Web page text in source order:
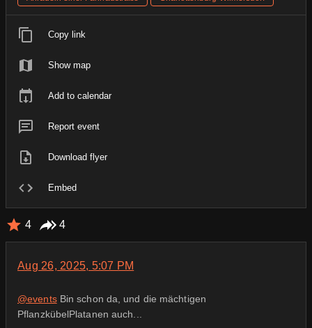
Copy link
Show map
Add to calendar
Report event
Download flyer
Embed
4 4
Aug 26, 2025, 5:07 PM
@eventsBin schon da, und die mächtigen
PflanzkübelPlatanen auch...